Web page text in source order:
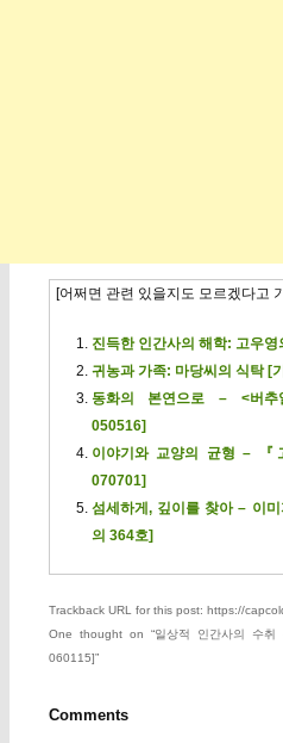
[어쩌면 관련 있을지도 모르겠다고
진득한 인간사의 해학: 고우
귀농과 가족: 마당씨의 식탁 [
동화의 본연으로 – <버추
050516]
이야기와 교양의 균형 – 『
070701]
섬세하게, 깊이를 찾아 – 이
의 364호]
Trackback URL for this post: https://
One thought on “일상적 인간사의 수
060115]”
Comments